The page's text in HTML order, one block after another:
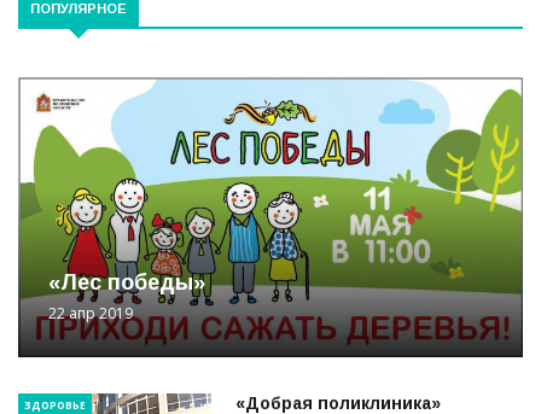
ПОПУЛЯРНОЕ
«Лес победы»
22 апр 2019
ЗДОРОВЬЕ «Добрая поликлиника»